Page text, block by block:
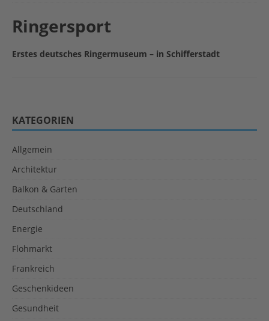
Ringersport
Erstes deutsches Ringermuseum – in Schifferstadt
KATEGORIEN
Allgemein
Architektur
Balkon & Garten
Deutschland
Energie
Flohmarkt
Frankreich
Geschenkideen
Gesundheit